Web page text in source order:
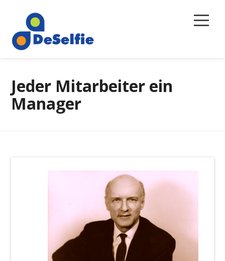
Magazin
Jeder Mitarbeiter ein
Manager